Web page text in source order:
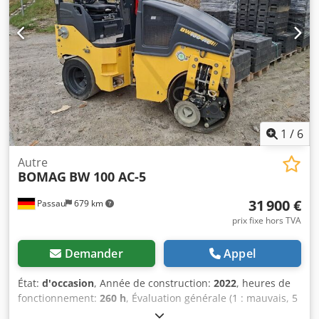
1 / 6
Passau 679 km
Autre
BOMAG BW 100 AC-5
31 900 €
prix fixe hors TVA
Demander Appel
État: d'occasion, Année de construction: 2022, heures de
fonctionnement: 260 h, Évaluation générale (1 : mauvais, 5
: comme neuf) : Très bon. ---- UVV neuf – prêt à l’emploi